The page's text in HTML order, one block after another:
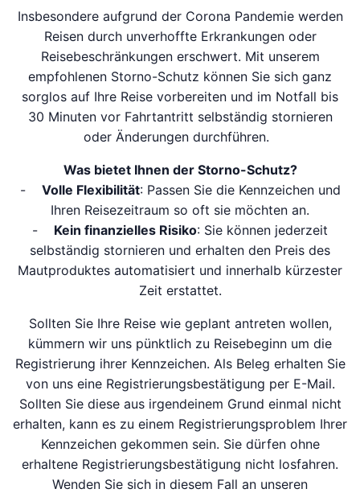
Insbesondere aufgrund der Corona Pandemie werden
Reisen durch unverhoffte Erkrankungen oder
Reisebeschränkungen erschwert. Mit unserem
empfohlenen Storno-Schutz können Sie sich ganz
sorglos auf Ihre Reise vorbereiten und im Notfall bis
30 Minuten vor Fahrtantritt selbständig stornieren
oder Änderungen durchführen.
Was bietet Ihnen der Storno-Schutz?
- Volle Flexibilität: Passen Sie die Kennzeichen und
Ihren Reisezeitraum so oft sie möchten an.
- Kein finanzielles Risiko: Sie können jederzeit
selbständig stornieren und erhalten den Preis des
Mautproduktes automatisiert und innerhalb kürzester
Zeit erstattet.
Sollten Sie Ihre Reise wie geplant antreten wollen,
kümmern wir uns pünktlich zu Reisebeginn um die
Registrierung ihrer Kennzeichen. Als Beleg erhalten Sie
von uns eine Registrierungsbestätigung per E-Mail.
Sollten Sie diese aus irgendeinem Grund einmal nicht
erhalten, kann es zu einem Registrierungsproblem Ihrer
Kennzeichen gekommen sein. Sie dürfen ohne
erhaltene Registrierungsbestätigung nicht losfahren.
Wenden Sie sich in diesem Fall an unseren